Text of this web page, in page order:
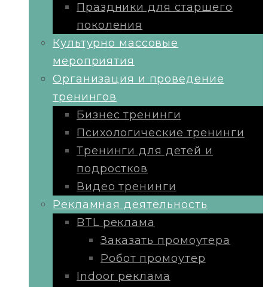
Праздники для старшего
поколения
Культурно массовые
мероприятия
Организация и проведение
тренингов
Бизнес тренинги
Психологические тренинги
Тренинги для детей и
подростков
Видео тренинги
Рекламная деятельность
BTL реклама
Заказать промоутера
Робот промоутер
Indoor реклама